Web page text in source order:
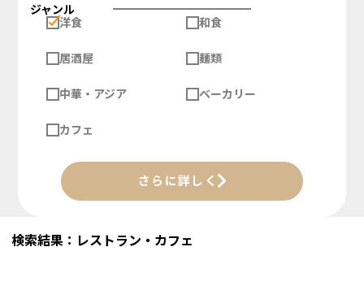
ジャンル
洋食
和食
居酒屋 麺類
中華・アジア ベーカリー
カフェ
さらに詳しく
検索結果：レストラン・カフェ